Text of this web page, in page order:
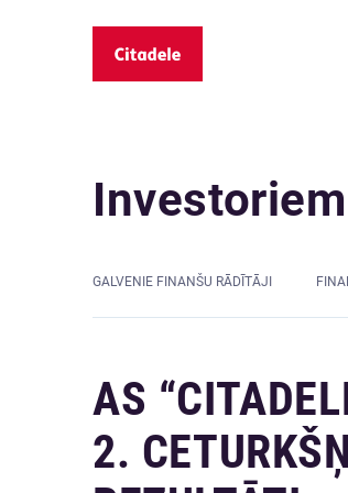
Investoriem
GALVENIE FINANŠU RĀDĪTĀJI
AS
2.